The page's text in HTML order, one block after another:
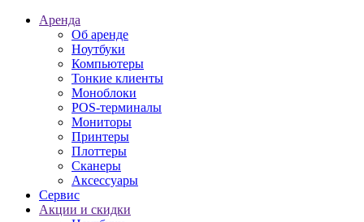
Аренда
Об аренде
Ноутбуки
Компьютеры
Тонкие клиенты
Моноблоки
POS-терминалы
Мониторы
Принтеры
Плоттеры
Сканеры
Аксессуары
Сервис
Акции и скидки